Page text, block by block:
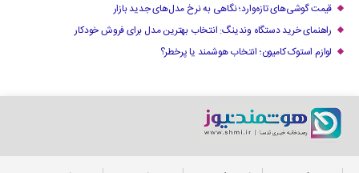
قیمت گوشی‌های تازه‌وارد؛ نگاهی به نرخ مدل‌های جدید بازار
راهنمای خرید دستگاه وندینگ: انتخاب بهترین مدل برای فروش خودکار
لوازم استوک کامیون؛ انتخاب هوشمند یا پرخطر؟